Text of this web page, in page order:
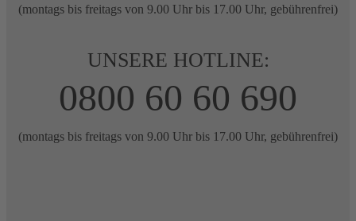
(montags bis freitags von 9.00 Uhr bis 17.00 Uhr, gebührenfrei)
UNSERE HOTLINE:
0800 60 60 690
(montags bis freitags von 9.00 Uhr bis 17.00 Uhr, gebührenfrei)